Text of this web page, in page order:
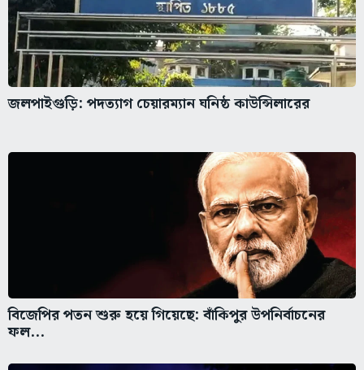
জলপাইগুড়ি: পদত্যাগ চেয়ারম্যান ঘনিষ্ঠ কাউন্সিলারের
বিজেপির পতন শুরু হয়ে গিয়েছে: বাঁকিপুর উপনির্বাচনের
ফল...